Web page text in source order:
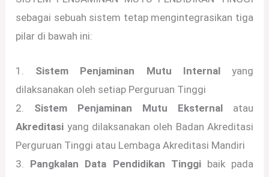
sebagai sebuah sistem tetap mengintegrasikan tiga
pilar di bawah ini:
1. Sistem Penjaminan Mutu Internalyang
dilaksanakan oleh setiap Perguruan Tinggi
2. Sistem Penjaminan Mutu Eksternalatau
Akreditasi yang dilaksanakan oleh Badan Akreditasi
Perguruan Tinggi atau Lembaga Akreditasi Mandiri
3. Pangkalan Data Pendidikan Tinggibaik pada